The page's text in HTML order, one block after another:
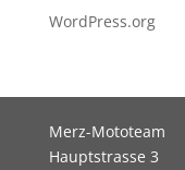
WordPress.org
Merz-Mototeam
Hauptstrasse 3